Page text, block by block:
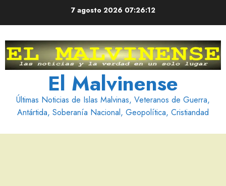
7 agosto 2026 07:26:13
El Malvinense
Últimas Noticias de Islas Malvinas, Veteranos de Guerra,
Antártida, Soberanía Nacional, Geopolítica, Cristiandad